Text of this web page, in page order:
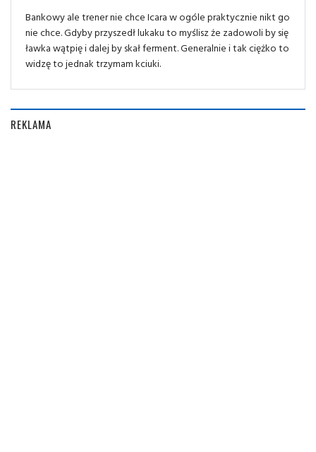
Bankowy ale trener nie chce Icara w ogóle praktycznie nikt go
nie chce. Gdyby przyszedł lukaku to myślisz że zadowoli by się
ławka wątpię i dalej by skał ferment. Generalnie i tak ciężko to
widzę to jednak trzymam kciuki.
REKLAMA